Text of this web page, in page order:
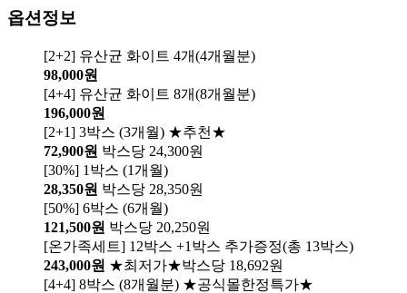
옵션정보
[2+2] 유산균 화이트 4개(4개월분)
98,000원
[4+4] 유산균 화이트 8개(8개월분)
196,000원
[2+1] 3박스 (3개월) ★추천★
72,900원 박스당 24,300원
[30%] 1박스 (1개월)
28,350원 박스당 28,350원
[50%] 6박스 (6개월)
121,500원 박스당 20,250원
[온가족세트] 12박스 +1박스 추가증정(총 13박스)
243,000원 ★최저가★박스당 18,692원
[4+4] 8박스 (8개월분) ★공식몰한정특가★